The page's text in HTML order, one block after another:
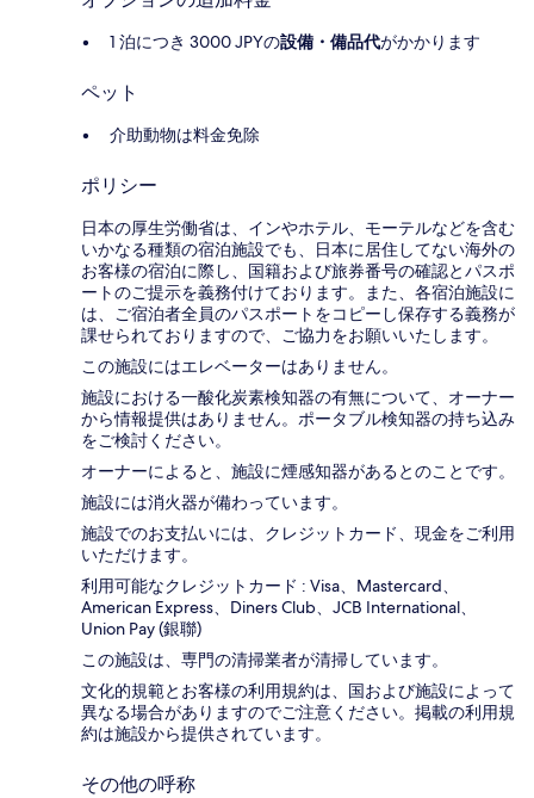
1 泊につき 3000 JPYの設備・備品代がかかります
ペット
介助動物は料金免除
ポリシー
日本の厚生労働省は、インやホテル、モーテルなどを含む
いかなる種類の宿泊施設でも、日本に​居住してない海外の
お客様の宿泊に際し、国籍および旅券番号の確認とパスポ
ートのご提示を義務付け​ております。また、各宿泊施設に
は、ご宿泊者全員のパスポートをコピーし保存する義務が
課せられておりますの​で、ご協力をお願いいたします。
この施設にはエレベーターはありません。
施設における一酸化炭素検知器の有無について、オーナー
から情報提供はありません。ポータブル検知器の持ち込み
をご検討ください。
オーナーによると、施設に煙感知器があるとのことです。
施設には消火器が備わっています。
施設でのお支払いには、クレジットカード、現金をご利用
いただけます。
利用可能なクレジットカード : Visa、Mastercard、
American Express、Diners Club、JCB International、
Union Pay (銀聯)
この施設は、専門の清掃業者が清掃しています。
文化的規範とお客様の利用規約は、国および施設によって
異なる場合がありますのでご注意ください。掲載の利用規
約は施設から提供されています。
その他の呼称